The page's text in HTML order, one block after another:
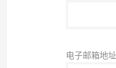
电子邮箱地址